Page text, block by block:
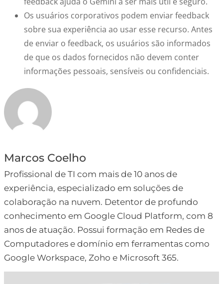
Os usuários corporativos podem enviar feedback
sobre sua experiência ao usar esse recurso. Antes
de enviar o feedback, os usuários são informados
de que os dados fornecidos não devem conter
informações pessoais, sensíveis ou confidenciais.
Marcos Coelho
Profissional de TI com mais de 10 anos de
experiência, especializado em soluções de
colaboração na nuvem. Detentor de profundo
conhecimento em Google Cloud Platform, com 8
anos de atuação. Possui formação em Redes de
Computadores e domínio em ferramentas como
Google Workspace, Zoho e Microsoft 365.